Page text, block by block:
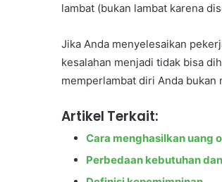
lambat (bukan lambat karena
Jika Anda menyelesaikan
kesalahan menjadi tidak bisa
memperlambat diri Anda bukan
Artikel Terkait:
Cara menghasilkan uang
Perbedaan kebutuhan